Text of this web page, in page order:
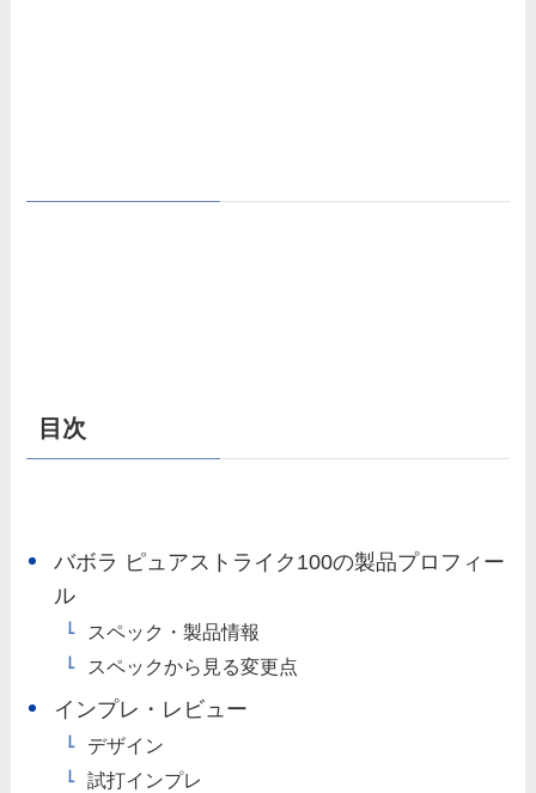
目次
バボラ ピュアストライク100の製品プロフィー
ル
スペック・製品情報
スペックから見る変更点
インプレ・レビュー
デザイン
試打インプレ